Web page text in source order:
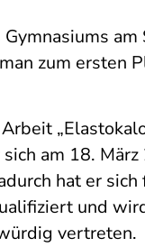
zum ersten
am 18.
hat er
und
vertreten.